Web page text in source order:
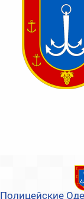
Полицейские